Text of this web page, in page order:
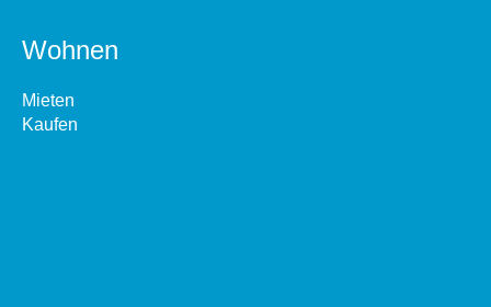
Wohnen
Mieten
Kaufen